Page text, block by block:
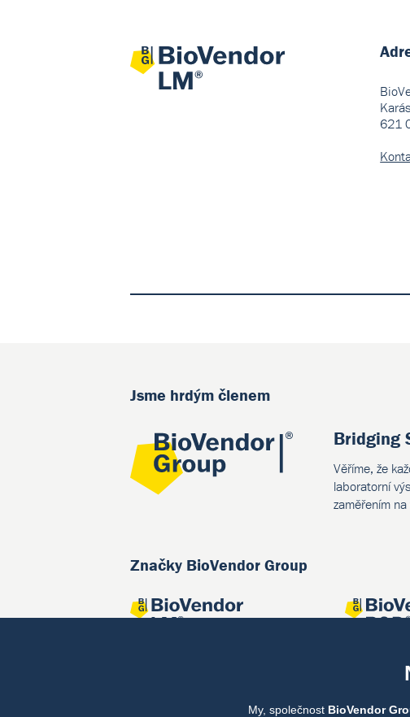
621
Jsme hrdým členem
Bridging
Věříme, že
laboratorní
zaměřením
Značky BioVendor Group
My, společnost BioVendor